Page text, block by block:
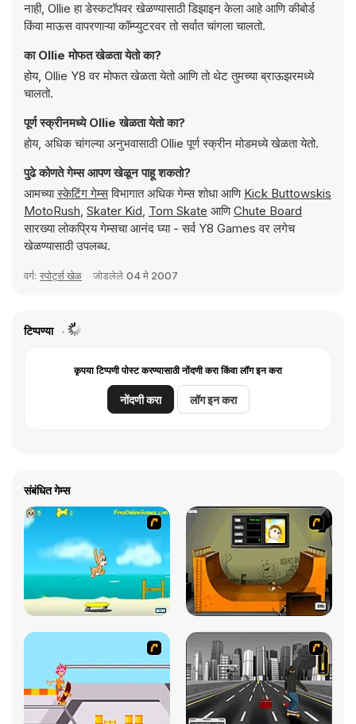
नाही, Ollie हा डेस्कटॉपवर खेळण्यासाठी डिझाइन केला आहे आणि कीबोर्ड
किंवा माऊस वापरणाऱ्या कॉम्प्युटरवर तो सर्वात चांगला चालतो.
का Ollie मोफत खेळता येतो का?
होय, Ollie Y8 वर मोफत खेळता येतो आणि तो थेट तुमच्या ब्राऊझरमध्ये
चालतो.
पूर्ण स्क्रीनमध्ये Ollie खेळता येतो का?
होय, अधिक चांगल्या अनुभवासाठी Ollie पूर्ण स्क्रीन मोडमध्ये खेळता येतो.
पुढे कोणते गेम्स आपण खेळून पाहू शकतो?
आमच्यास्केटिंग गेम्सविभागात अधिक गेम्स शोधा आणि Kick Buttowskis
MotoRush, Skater Kid, Tom Skate आणिChute Board
सारख्या लोकप्रिय गेम्सचा आनंद घ्या - सर्व Y8 Games वर लगेच
खेळण्यासाठी उपलब्ध.
वर्ग: स्पोर्ट्स खेळ जोडलेले 04 मे 2007
टिप्पण्या
कृपया टिप्पणी पोस्ट करण्यासाठी नोंदणी करा किंवा लॉग इन करा
नोंदणी करा लॉग इन करा
संबंधित गेम्स